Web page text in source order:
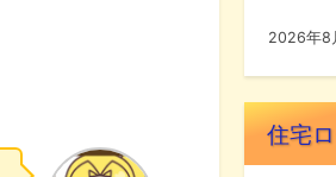
2026年8
住宅